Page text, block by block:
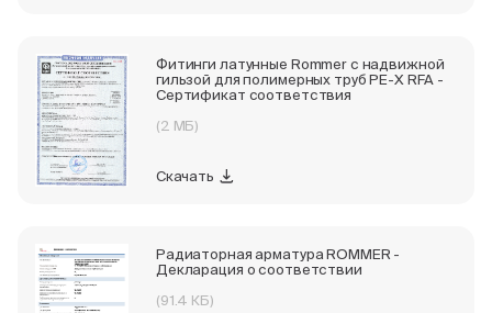
Фитинги латунные Rommer с надвижной
гильзой для полимерных труб PE-X RFA -
Сертификат соответствия
(2 МБ)
Скачать
Радиаторная арматура ROMMER -
Декларация о соответствии
(91.4 КБ)